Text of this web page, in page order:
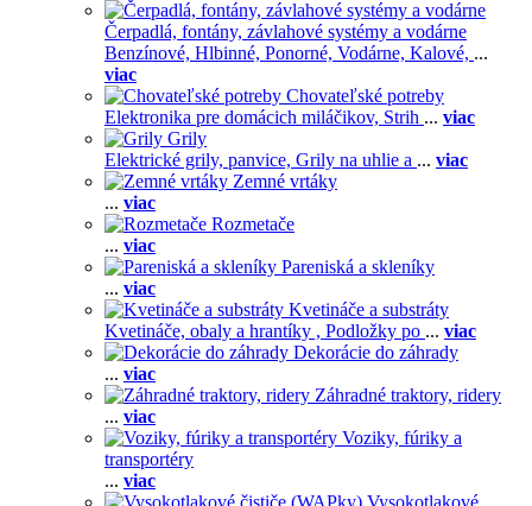
Čerpadlá, fontány, závlahové systémy a vodárne
Benzínové, Hlbinné, Ponorné, Vodárne, Kalové, ...
viac
Chovateľské potreby
Elektronika pre domácich miláčikov, Strih ... viac
Grily
Elektrické grily, panvice, Grily na uhlie a ... viac
Zemné vrtáky
... viac
Rozmetače
... viac
Pareniská a skleníky
... viac
Kvetináče a substráty
Kvetináče, obaly a hrantíky , Podložky po ... viac
Dekorácie do záhrady
... viac
Záhradné traktory, ridery
... viac
Voziky, fúriky a
transportéry
... viac
Vysokotlakové